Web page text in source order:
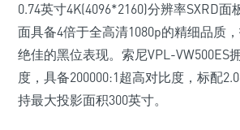
0.74英寸4K(4096*2160)分辨率SXRD
面具备4倍于全高清1080p的精细品质
绝佳的黑位表现。索尼VPL-VW500ES
度，具备200000:1超高对比度，标配
持最大投影面积300英寸。